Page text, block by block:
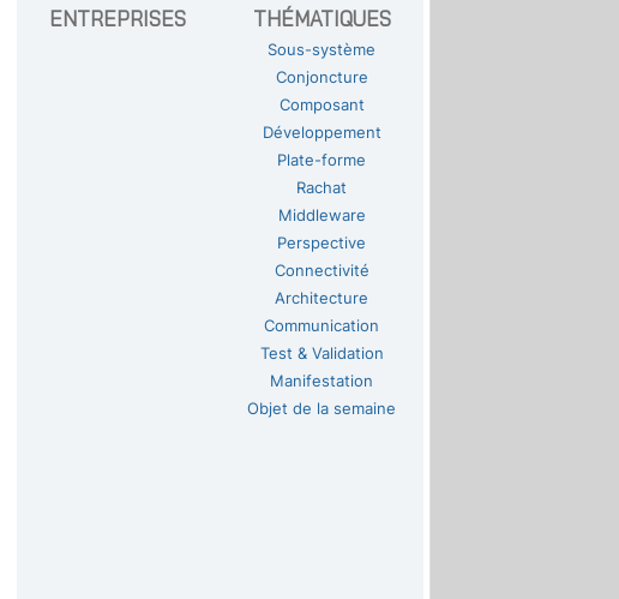
ENTREPRISES THÉMATIQUES
Sous-système
Conjoncture
Composant
Développement
Plate-forme
Rachat
Middleware
Perspective
Connectivité
Architecture
Communication
Test & Validation
Manifestation
Objet de la semaine